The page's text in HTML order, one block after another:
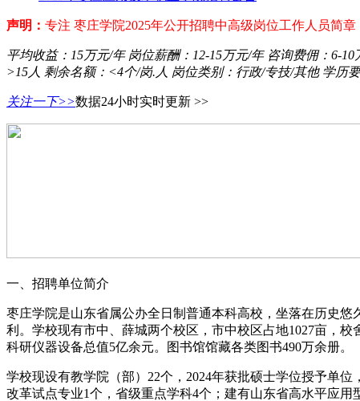
声明： 专注 枣庄学院2025年公开招聘中高级岗位工作人员简
平均收益： 15万元/年 岗位薪酬： 12-15万元/年 咨询费佣： 6-10
>15人 剩余名额： <4个/岗.人 岗位类别： 行政/专技/其他 学历
关注一下>>数据24小时实时更新 >>
一、招聘单位简介
枣庄学院是山东省属公办全日制普通本科高校，坐落在历史
利。学校现有市中、薛城两个校区，市中校区占地1027亩，
科研仪器设备总值5亿余元。图书馆馆藏各类图书490万余册。
学校现设有教学院（部）22个，2024年获批硕士学位授予单
改革试点专业1个，省级重点学科4个；建有山东省高水平应